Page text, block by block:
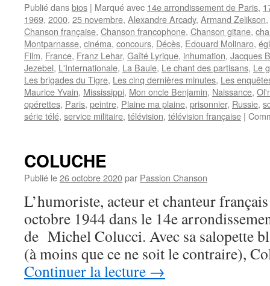
Publié dansbios | Marqué avec 14e arrondissement de Paris,
1969, 2000, 25 novembre, Alexandre Arcady, Armand Zelikson,
Chanson française, Chanson francophone, Chanson gitane,
Montparnasse, cinéma, concours, Décès, Edouard Molinaro,
Film, France, Franz Lehar, Gaîté Lyrique, inhumation, Jacques
Jezebel, L'Internationale, La Baule, Le chant des partisans, Le
Les brigades du Tigre, Les cinq dernières minutes, Les
Maurice Yvain, Mississippi, Mon oncle Benjamin, Naissance,
opérettes, Paris, peintre, Plaine ma plaine, prisonnier, Russie,
série télé, service militaire, télévision, télévision française |
COLUCHE
Publié le26 octobre 2020par Passion Chanson
L’humoriste, acteur et chanteur
octobre 1944 dans le 14e
de Michel Colucci. Avec sa salopette
(à moins que ce ne soit le contraire),
Continuer la lecture →